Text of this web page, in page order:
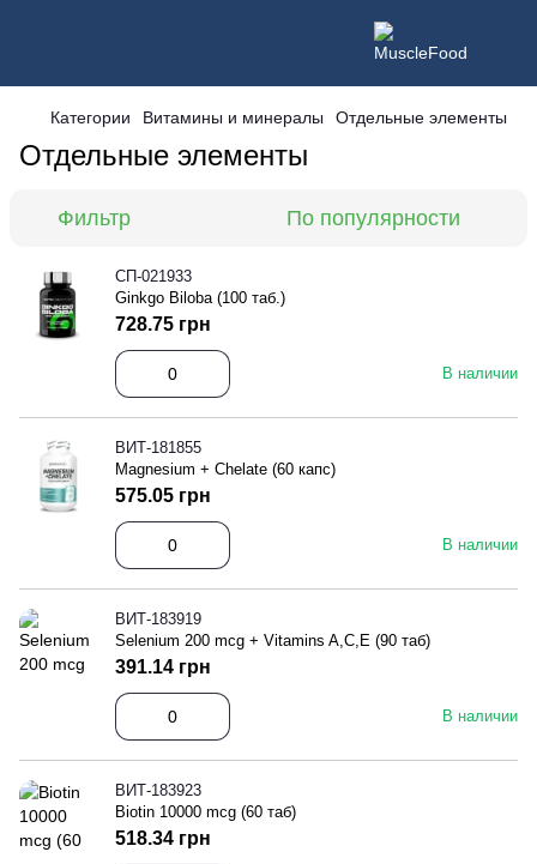
Категории Витамины и минералы Отдельные элементы
Отдельные элементы
Фильтр По популярности
СП-021933
Ginkgo Biloba (100 таб.)
В наличии
728.75 грн
ВИТ-181855
Magnesium + Chelate (60 капс)
В наличии
575.05 грн
ВИТ-183919
Selenium 200 mcg + Vitamins A,C,E (90 таб)
В наличии
391.14 грн
ВИТ-183923
Biotin 10000 mcg (60 таб)
518.34 грн